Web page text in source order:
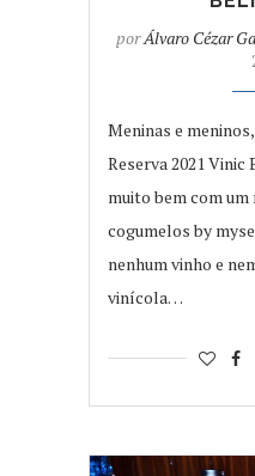
porÁlvaro Cézar
Meninas e
Reserva 2021
muito bem com um
cogumelos by
nenhum vinho e
vinícola…